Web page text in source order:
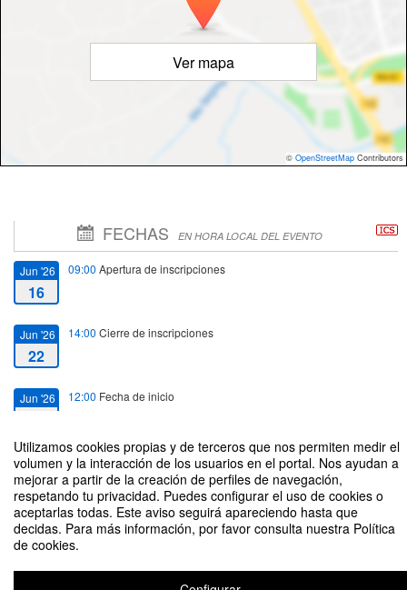
Utilizamos cookies propias y de terceros que nos permiten medir el
volumen y la interacción de los usuarios en el portal. Nos ayudan a
mejorar a partir de la creación de perfiles de navegación,
respetando tu privacidad. Puedes configurar el uso de cookies o
aceptarlas todas. Este aviso seguirá apareciendo hasta que
decidas. Para más información, por favor consulta nuestra Política
de cookies.
Ver mapa
© OpenStreetMap Contributors
FECHAS EN HORA LOCAL DEL EVENTO
Jun '26
16
09:00 Apertura de inscripciones
Jun '26
22
14:00 Cierre de inscripciones
Jun '26 12:00 Fecha de inicio
Jun '26
23
13:30Fecha de fin